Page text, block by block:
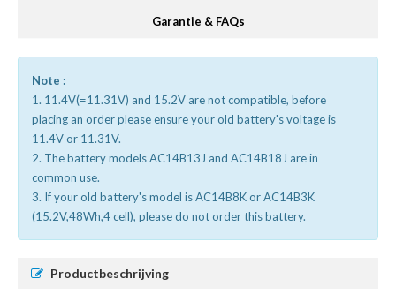
Garantie & FAQs
Note :
1. 11.4V(=11.31V) and 15.2V are not compatible, before
placing an order please ensure your old battery's voltage is
11.4V or 11.31V.
2. The battery models AC14B13J and AC14B18J are in
common use.
3. If your old battery's model is AC14B8K or AC14B3K
(15.2V,48Wh,4 cell), please do not order this battery.
Productbeschrijving